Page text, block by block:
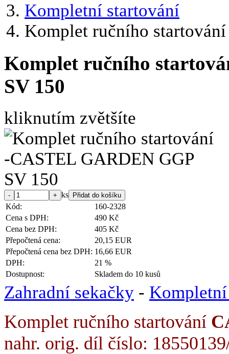
Kompletní startování
Komplet ručního
Komplet ručního
SV 150
kliknutím zvětšíte
ks
Kód:
160-2328
Cena s DPH:
490 Kč
Cena bez DPH:
405 Kč
Přepočtená cena:
20,15 EUR
Přepočtená cena bez DPH: 16,66 EUR
DPH:
21 %
Dostupnost:
Skladem do 10 kusů
Zahradní sekačky -
Komplet ručního startování
nahr. orig. díl číslo: